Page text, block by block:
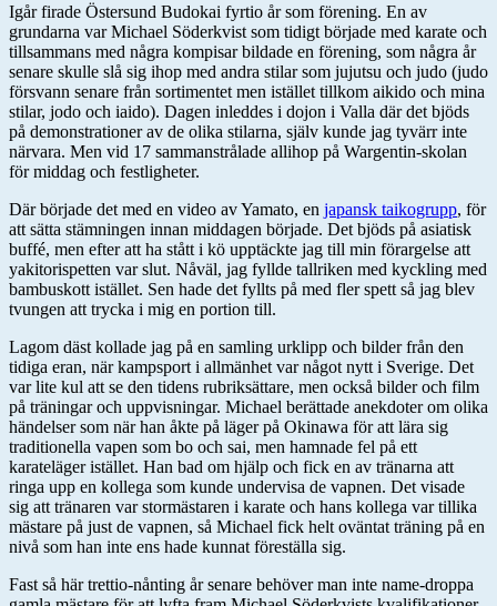
Igår firade Östersund Budokai fyrtio år som förening. En av
grundarna var Michael Söderkvist som tidigt började med karate och
tillsammans med några kompisar bildade en förening, som några år
senare skulle slå sig ihop med andra stilar som jujutsu och judo (judo
försvann senare från sortimentet men istället tillkom aikido och mina
stilar, jodo och iaido). Dagen inleddes i dojon i Valla där det bjöds
på demonstrationer av de olika stilarna, själv kunde jag tyvärr inte
närvara. Men vid 17 sammanstrålade allihop på Wargentin-skolan
för middag och festligheter.
Där började det med en video av Yamato, en japansk taikogrupp, för
att sätta stämningen innan middagen började. Det bjöds på asiatisk
buffé, men efter att ha stått i kö upptäckte jag till min förargelse att
yakitorispetten var slut. Nåväl, jag fyllde tallriken med kyckling med
bambuskott istället. Sen hade det fyllts på med fler spett så jag blev
tvungen att trycka i mig en portion till.
Lagom däst kollade jag på en samling urklipp och bilder från den
tidiga eran, när kampsport i allmänhet var något nytt i Sverige. Det
var lite kul att se den tidens rubriksättare, men också bilder och film
på träningar och uppvisningar. Michael berättade anekdoter om olika
händelser som när han åkte på läger på Okinawa för att lära sig
traditionella vapen som bo och sai, men hamnade fel på ett
karateläger istället. Han bad om hjälp och fick en av tränarna att
ringa upp en kollega som kunde undervisa de vapnen. Det visade
sig att tränaren var stormästaren i karate och hans kollega var tillika
mästare på just de vapnen, så Michael fick helt oväntat träning på en
nivå som han inte ens hade kunnat föreställa sig.
Fast så här trettio-nånting år senare behöver man inte name-droppa